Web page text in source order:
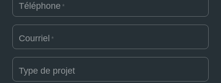
Téléphone *
Courriel *
Type de projet